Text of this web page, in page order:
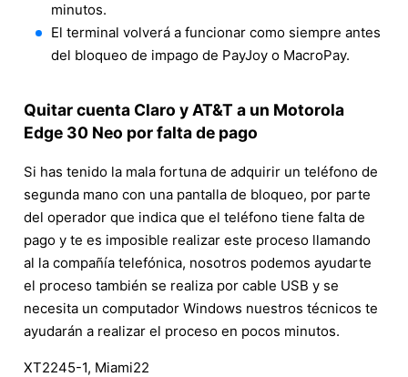
minutos.
El terminal volverá a funcionar como siempre antes
del bloqueo de impago de PayJoy o MacroPay.
Quitar cuenta Claro y AT&T a un Motorola
Edge 30 Neo por falta de pago
Si has tenido la mala fortuna de adquirir un teléfono de
segunda mano con una pantalla de bloqueo, por parte
del operador que indica que el teléfono tiene falta de
pago y te es imposible realizar este proceso llamando
al la compañía telefónica, nosotros podemos ayudarte
el proceso también se realiza por cable USB y se
necesita un computador Windows nuestros técnicos te
ayudarán a realizar el proceso en pocos minutos.
XT2245-1, Miami22